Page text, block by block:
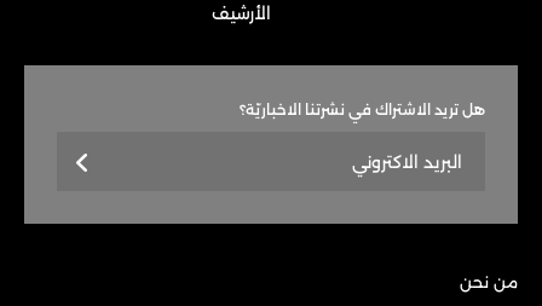
الأرشيف
هل تريد الاشتراك في نشرتنا الاخباريّة؟
من نحن